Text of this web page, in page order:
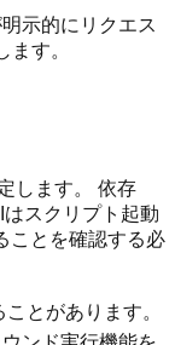
示的にリクエス
す。
します。 依存
スクリプト起動
ことを確認する必
とがあります。